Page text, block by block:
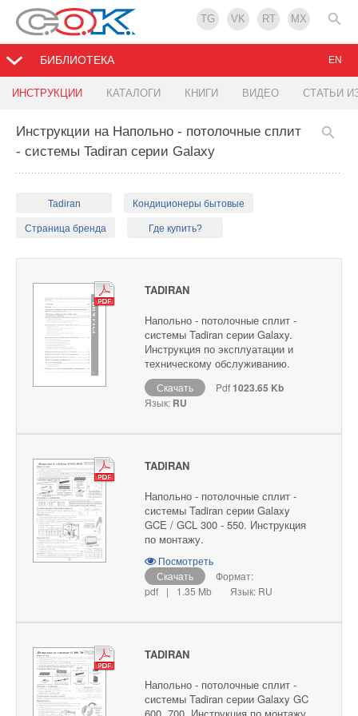
TG VK RT MX
БИБЛИОТЕКА
ИНСТРУКЦИИ КАТАЛОГИ КНИГИ ВИДЕО СТАТЬИ
EN
Инструкции на Напольно - потолочные сплит
- системы Tadiran серии Galaxy
Tadiran Кондиционеры бытовые
Страница бренда Где купить?
TADIRAN
Напольно - потолочные сплит -
системы Tadiran серии Galaxy.
Инструкция по эксплуатации и
техническому обслуживанию.
Скачать Pdf1023.65 Kb
Язык: RU
TADIRAN
Напольно - потолочные сплит -
системы Tadiran серии Galaxy
GCE / GCL 300 - 550. Инструкция
по монтажу.
Посмотреть
Скачать
Формат:
pdf
| 1.35 Mb Язык: RU
TADIRAN
Напольно - потолочные сплит -
системы Tadiran серии Galaxy GC